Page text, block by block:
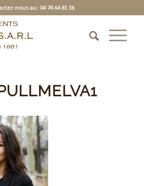
nous au : 04 74 64 81 56